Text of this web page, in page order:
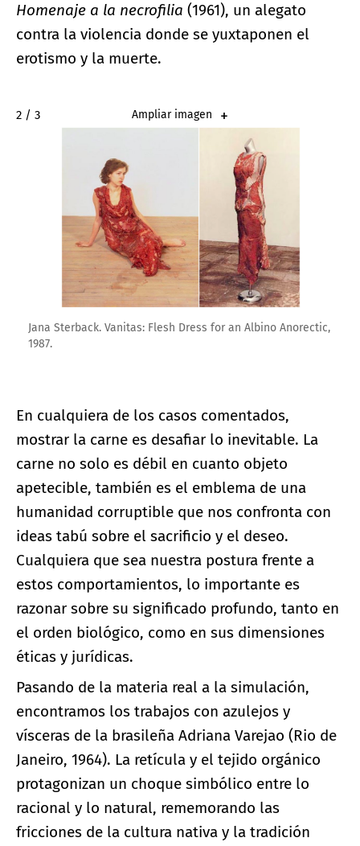
Homenaje a la necrofilia (1961), un alegato
contra la violencia donde se yuxtaponen el
erotismo y la muerte.
2 / 3 Ampliar imagen
Jana Sterback. Vanitas: Flesh Dress for an Albino Anorectic,
1987.
En cualquiera de los casos comentados,
mostrar la carne es desafiar lo inevitable. La
carne no solo es débil en cuanto objeto
apetecible, también es el emblema de una
humanidad corruptible que nos confronta con
ideas tabú sobre el sacrificio y el deseo.
Cualquiera que sea nuestra postura frente a
estos comportamientos, lo importante es
razonar sobre su significado profundo, tanto en
el orden biológico, como en sus dimensiones
éticas y jurídicas.
Pasando de la materia real a la simulación,
encontramos los trabajos con azulejos y
vísceras de la brasileña Adriana Varejao (Rio de
Janeiro, 1964). La retícula y el tejido orgánico
protagonizan un choque simbólico entre lo
racional y lo natural, rememorando las
fricciones de la cultura nativa y la tradición